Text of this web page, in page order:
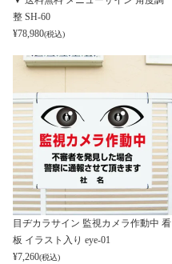
整 SH-60
¥78,980(税込)
目ヂカラサイン 監視カメラ作動中 看
板 イラスト入り eye-01
¥7,260(税込)